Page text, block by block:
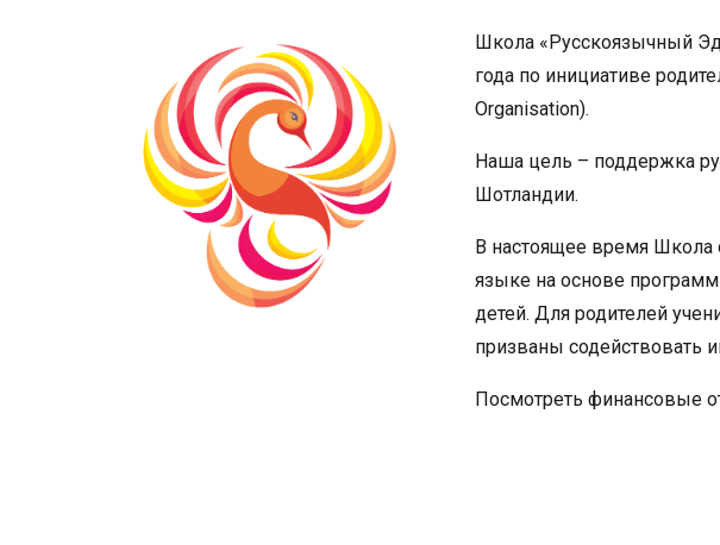
Школа«Русскоязычный
года по инициативе
Organisation).
Наша цель – поддержка
Шотландии.
В настоящее время Школа
языке на основе
детей. Для родителей
призваны содействовать
Посмотреть финансовые